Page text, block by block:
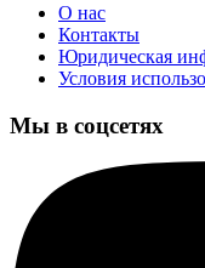
О нас
Контакты
Юридическая
Условия
Мы в соцсетях